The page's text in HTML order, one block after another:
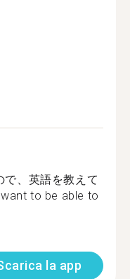
、英語を教えて
want to be able to
la app